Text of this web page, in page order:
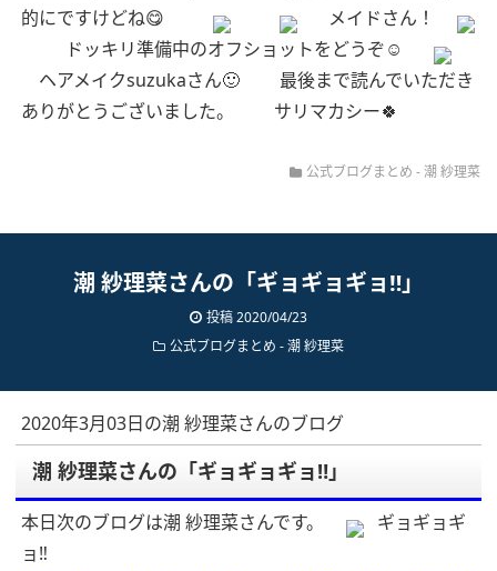
的にですけどね😋
メイドさん！
ドッキリ準備中のオフショットをどうぞ☺︎
ヘアメイクsuzukaさん🙂
最後まで読んでいただき
ありがとうございました。
サリマカシー🍀
公式ブログまとめ -潮 紗理菜
潮 紗理菜さんの「ギョギョギョ‼︎」
投稿 2020/04/23
公式ブログまとめ -潮 紗理菜
2020年3月03日の潮 紗理菜さんのブログ
潮 紗理菜さんの「ギョギョギョ‼︎」
本日次のブログは潮 紗理菜さんです。
ギョギョギ
ョ‼︎